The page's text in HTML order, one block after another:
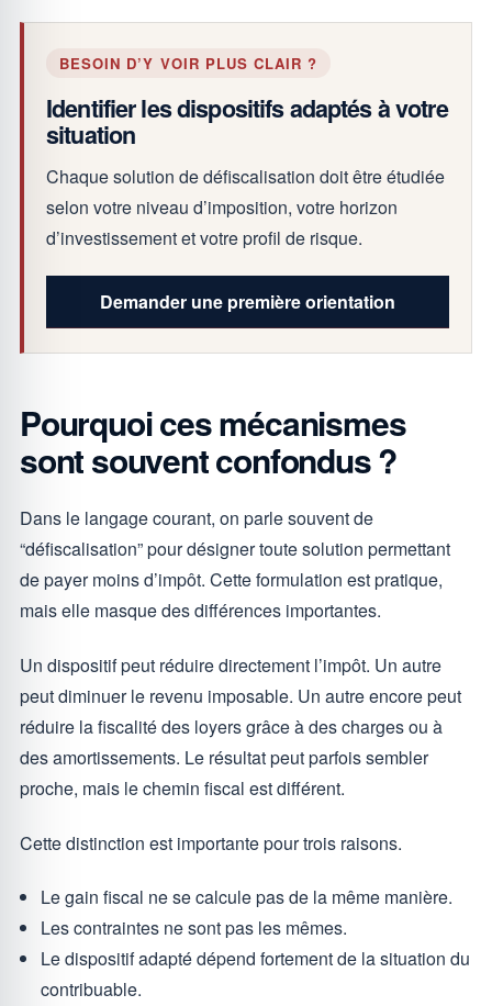
BESOIN D’Y VOIR PLUS CLAIR ?
Identifier les dispositifs adaptés à votre
situation
Chaque solution de défiscalisation doit être étudiée
selon votre niveau d’imposition, votre horizon
d’investissement et votre profil de risque.
Demander une première orientation
Pourquoi ces mécanismes
sont souvent confondus ?
Dans le langage courant, on parle souvent de
“défiscalisation” pour désigner toute solution permettant
de payer moins d’impôt. Cette formulation est pratique,
mais elle masque des différences importantes.
Un dispositif peut réduire directement l’impôt. Un autre
peut diminuer le revenu imposable. Un autre encore peut
réduire la fiscalité des loyers grâce à des charges ou à
des amortissements. Le résultat peut parfois sembler
proche, mais le chemin fiscal est différent.
Cette distinction est importante pour trois raisons.
Le gain fiscal ne se calcule pas de la même manière.
Les contraintes ne sont pas les mêmes.
Le dispositif adapté dépend fortement de la situation du
contribuable.